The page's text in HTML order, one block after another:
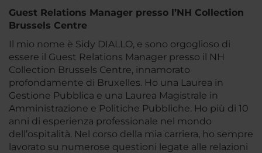
Guest Relations Manager presso l’NH Collection
Brussels Centre
Il mio nome è Sidy DIALLO, e sono orgoglioso di
essere il Guest Relations Manager presso il NH
Collection Brussels Centre, innamorato
profondamente di Bruxelles. Ho una Laurea in
Gestione Pubblica e una Laurea Magistrale in
Amministrazione e Politiche Pubbliche. Ho più di 10
anni di esperienza professionale nel mondo
dell’ospitalità. Nel corso della mia carriera, ho sempre
lavorato su numerose questioni legate alle relazioni